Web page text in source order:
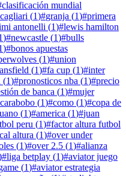
clasificación mundial
cagliari (1)#granja (1)#primera
antonelli (1)#lewis hamilton
)#newcastle (1)#bulls
)#bonos apuestas
(1)#union
(1)#fa cup (1)#inter
(1)#pronosticos nba (1)#precio
de banca (1)#mujer
carabobo (1)#como (1)#copa de
(1)#america (1)#juan
peru (1)#factor altura futbol
altura (1)#over under
(1)#over 2.5 (1)#alianza
#liga betplay (1)#aviator juego
(1)#aviator estrategia